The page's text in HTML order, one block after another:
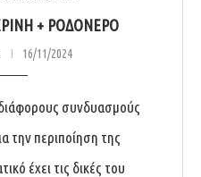
+ ΡΟΔΟΝΕΡΟ
16/11/2024
συνδυασμούς
την περιποίηση της
έχει τις δικές του